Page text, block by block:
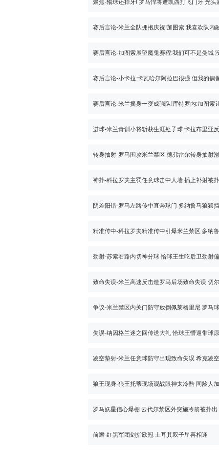
转身抽射-罗马围攻米兰禁区 德弗雷尔转身抽射
神扑-科拉罗夫主罚任意球击中人墙 插上补射被扑
阴差阳错-罗马左路传中直奔球门 多纳鲁马狼狈
劲射-苏索右路内切神分球 恰球王生吃后卫劲射
失误-纳因格兰迷之回传送大礼 恰球王懵逼带球
罗马妖星信心爆棚 云代尔禁区外突施冷箭被扑出
前瞻-红黑军团剑指欧冠 土耳其双子星喜相逢